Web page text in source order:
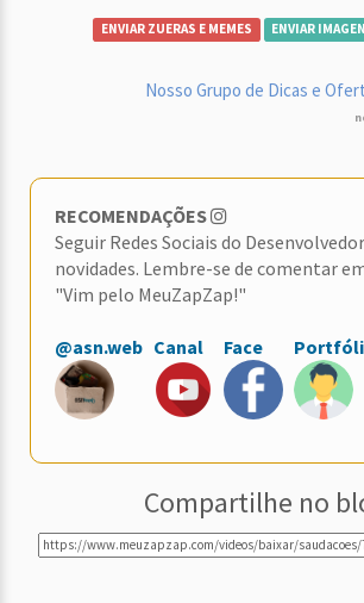
ENVIAR ZUERAS E MEMES ENVIAR
Nosso Grupo de Dicas e
RECOMENDAÇÕES
Seguir Redes Sociais do
novidades. Lembre-se de comentar
"Vim pelo MeuZapZap!"
@asn.web Canal Face
Compartilhe no